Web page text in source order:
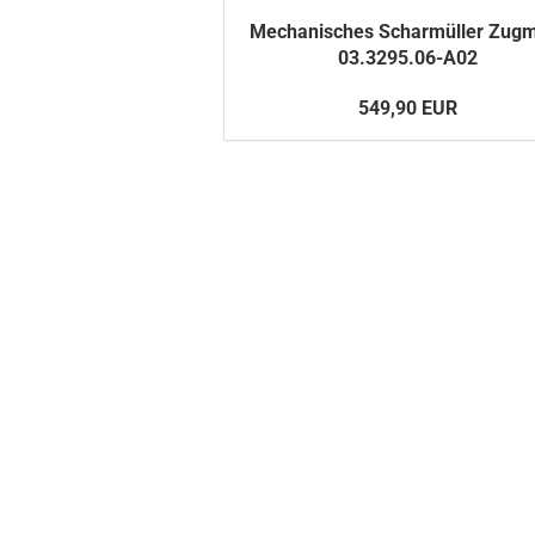
Me­cha­ni­sches Schar­mül­ler
03.3295.06-​A02
549,90 EUR